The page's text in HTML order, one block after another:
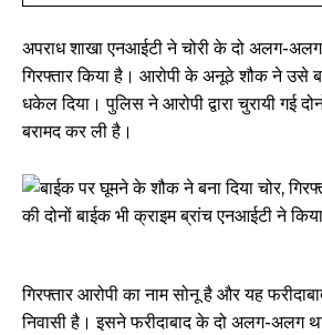
अपराध शाखा एनआईटी ने चोरी के दो अलग-
गिरफ्तार किया है। आरोपी के अनूठे शौक ने उसे
धकेल दिया। पुलिस ने आरोपी द्वारा चुरायी गई
बरामद कर ली है।
गिरफ्तार आरोपी का नाम सोनू है और यह
निवासी है। इसने फरीदाबाद के दो अलग-अलग